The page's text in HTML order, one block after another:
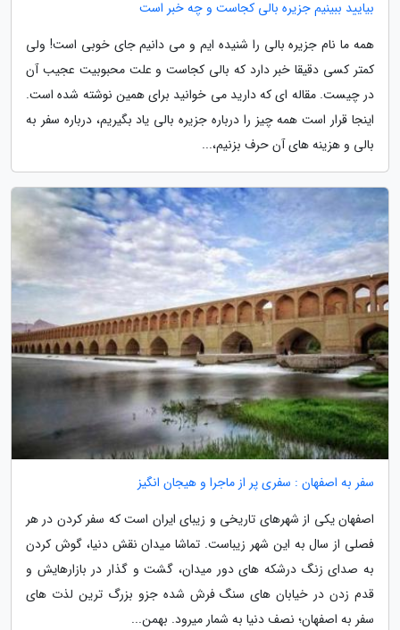
بیایید ببینیم جزیره بالی کجاست و چه خبر است
همه ما نام جزیره بالی را شنیده ایم و می دانیم جای خوبی است! ولی
کمتر کسی دقیقا خبر دارد که بالی کجاست و علت محبوبیت عجیب آن
در چیست. مقاله ای که دارید می خوانید برای همین نوشته شده است.
اینجا قرار است همه چیز را درباره جزیره بالی یاد بگیریم، درباره سفر به
بالی و هزینه های آن حرف بزنیم،...
سفر به اصفهان : سفری پر از ماجرا و هیجان انگیز
اصفهان یکی از شهرهای تاریخی و زیبای ایران است که سفر کردن در هر
فصلی از سال به این شهر زیباست. تماشا میدان نقش دنیا، گوش کردن
به صدای زنگ درشکه های دور میدان، گشت و گذار در بازارهایش و
قدم زدن در خیابان های سنگ فرش شده جزو بزرگ ترین لذت های
سفر به اصفهان؛ نصف دنیا به شمار میرود. بهمن...